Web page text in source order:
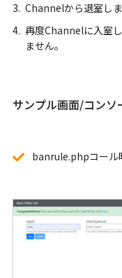
Channelから退室し
再度Channelに入室
ません。
サンプル画面/コンソ
banrule.phpコール